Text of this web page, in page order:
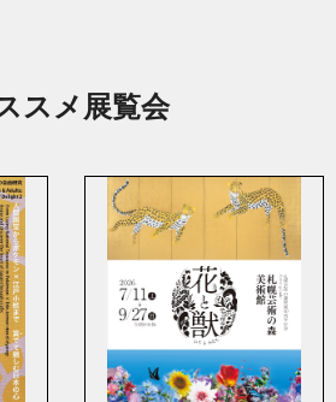
スメ展覧会